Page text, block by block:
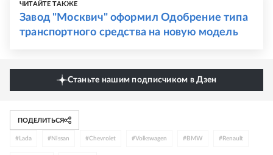
ЧИТАЙТЕ ТАКЖЕ
Завод "Москвич" оформил Одобрение типа
транспортного средства на новую модель
Станьте нашим подписчиком в Дзен
ПОДЕЛИТЬСЯ
# Lada # Nissan #Chevrolet #Volkswagen # BMW # Renault